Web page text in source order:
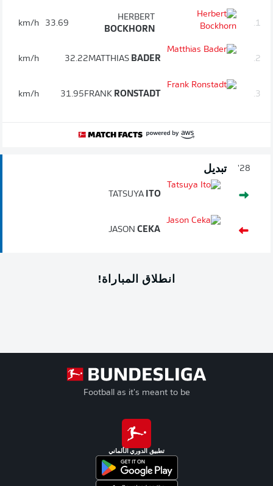
1.
HERBERT
BOCKHORN
33.69
km/h
2.
MATTHIAS BADER
32.22
km/h
3.
FRANK RONSTADT
31.95
km/h
28' تبديل
TATSUYA ITO
JASON CEKA
انطلاق المباراة!
Football as it's meant to be
تطبيق الدوري الألماني